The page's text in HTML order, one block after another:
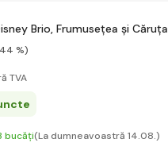
Brio, Frumusețea și Căruța
%)
TVA
bucăți(La dumneavoastră 14.08.)